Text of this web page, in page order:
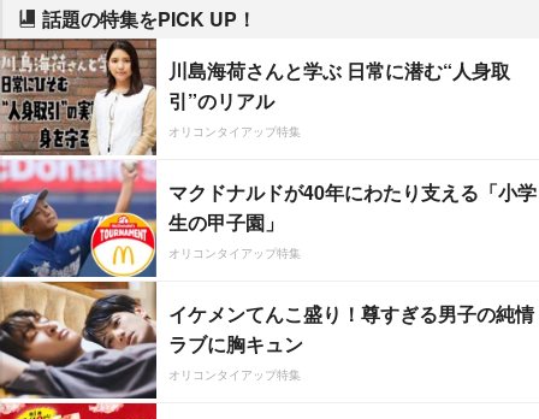
話題の特集をPICK UP！
川島海荷さんと学ぶ 日常に潜む“人身取
引”のリアル
オリコンタイアップ特集
マクドナルドが40年にわたり支える「小学
生の甲子園」
オリコンタイアップ特集
イケメンてんこ盛り！尊すぎる男子の純情
ラブに胸キュン
オリコンタイアップ特集